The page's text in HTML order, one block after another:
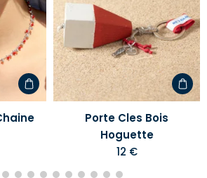
à
votre
liste
d'envies
à
votre
liste
Porte Cles Bois
Hoguette
12 €